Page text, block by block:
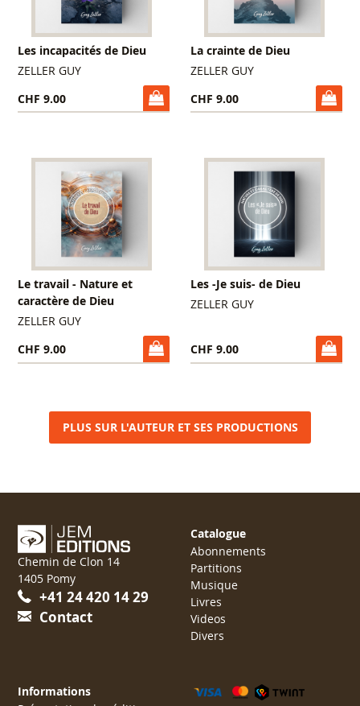
Les incapacités de Dieu
ZELLER GUY
CHF 9.00
La crainte de Dieu
ZELLER GUY
CHF 9.00
Le travail - Nature et
caractère de Dieu
ZELLER GUY
CHF 9.00
Les -Je suis- de Dieu
ZELLER GUY
CHF 9.00
PLUS SUR L'AUTEUR ET SES PRODUCTIONS
Chemin de Clon 14
1405 Pomy
+41 24 420 14 29
Contact
Catalogue
Abonnements
Partitions
Musique
Livres
Videos
Divers
Informations